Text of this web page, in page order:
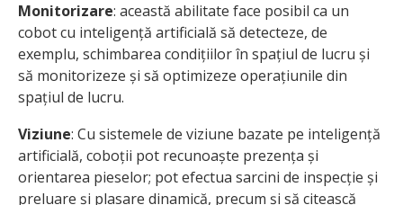
Monitorizare: această abilitate face posibil ca un
cobot cu inteligență artificială să detecteze, de
exemplu, schimbarea condițiilor în spațiul de lucru și
să monitorizeze și să optimizeze operațiunile din
spațiul de lucru.
Viziune: Cu sistemele de viziune bazate pe inteligență
artificială, coboții pot recunoaște prezența și
orientarea pieselor; pot efectua sarcini de inspecție și
preluare și plasare dinamică, precum și să citească